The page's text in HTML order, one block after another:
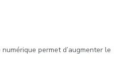
permet d’augmenter le